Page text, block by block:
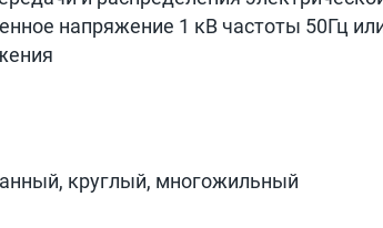
напряжение 1 кВ частоты 50Гц
круглый, многожильный